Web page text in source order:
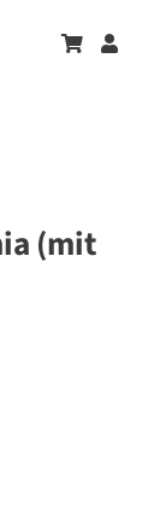
(mit